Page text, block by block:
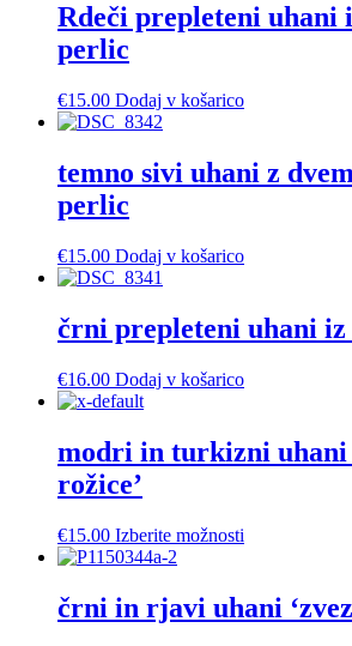
Rdeči prepleteni uhani
perlic
€15.00 Dodaj v košarico
temno sivi uhani z
perlic
€15.00 Dodaj v košarico
črni prepleteni uhani
€16.00 Dodaj v košarico
modri in turkizni uhani
rožice’
€15.00 Izberite možnosti
različic.
črni in rjavi uhani